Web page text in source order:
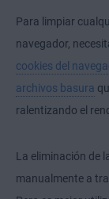
Para limpiar
navegador,
cookies del
archivos basura
ralentizando el
La eliminación de
manualmente a